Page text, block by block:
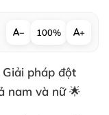
− 100% +
pháp đột
nam và nữ 🌟